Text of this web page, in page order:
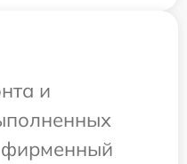
и
фирменный